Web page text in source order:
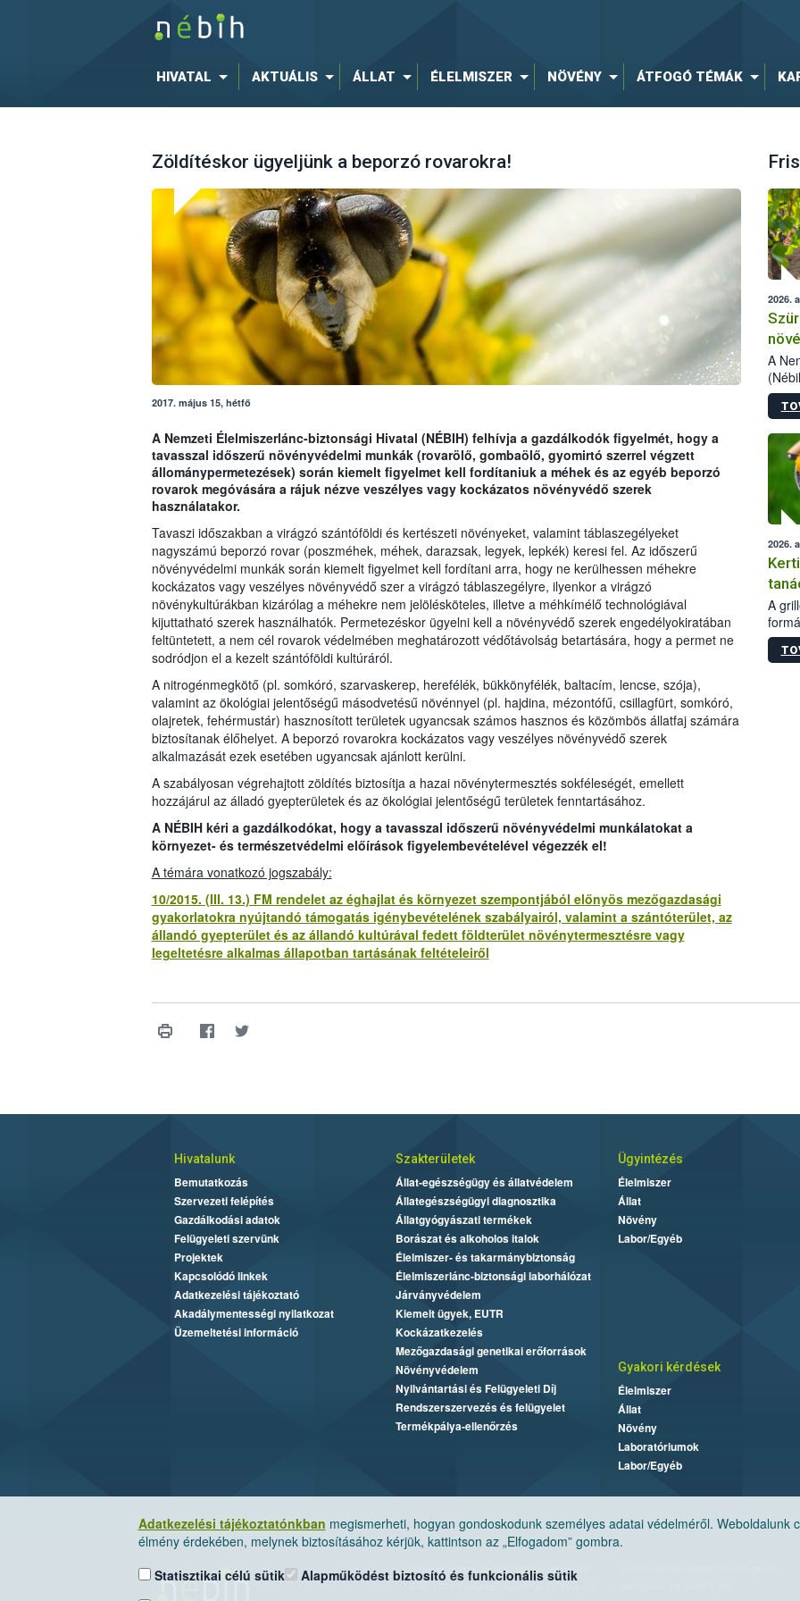
HIVATAL AKTUÁLIS ÁLLAT ÉLELMISZER NÖVÉNY ÁTFOGÓ TÉMÁK
Zöldítéskor ügyeljünk a beporzó rovarokra!
2017. május 15, hétfő
A Nemzeti Élelmiszerlánc-biztonsági Hivatal (NÉBIH) felhívja a gazdálkodók figyelmét, hogy a
tavasszal időszerű növényvédelmi munkák (rovarölő, gombaölő, gyomirtó szerrel végzett
állománypermetezések) során kiemelt figyelmet kell fordítaniuk a méhek és az egyéb beporzó
rovarok megóvására a rájuk nézve veszélyes vagy kockázatos növényvédő szerek
használatakor.
Tavaszi időszakban a virágzó szántóföldi és kertészeti növényeket, valamint táblaszegélyeket
nagyszámú beporzó rovar (poszméhek, méhek, darazsak, legyek, lepkék) keresi fel. Az időszerű
növényvédelmi munkák során kiemelt figyelmet kell fordítani arra, hogy ne kerülhessen méhekre
kockázatos vagy veszélyes növényvédő szer a virágzó táblaszegélyre, ilyenkor a virágzó
növénykultúrákban kizárólag a méhekre nem jelölésköteles, illetve a méhkímélő technológiával
kijuttatható szerek használhatók. Permetezéskor ügyelni kell a növényvédő szerek engedélyokiratában
feltüntetett, a nem cél rovarok védelmében meghatározott védőtávolság betartására, hogy a permet ne
sodródjon el a kezelt szántóföldi kultúráról.
A nitrogénmegkötő (pl. somkóró, szarvaskerep, herefélék, bükkönyfélék, baltacím, lencse, szója),
valamint az ökológiai jelentőségű másodvetésű növénnyel (pl. hajdina, mézontófű, csillagfürt, somkóró,
olajretek, fehérmustár) hasznosított területek ugyancsak számos hasznos és közömbös állatfaj számára
biztosítanak élőhelyet. A beporzó rovarokra kockázatos vagy veszélyes növényvédő szerek
alkalmazását ezek esetében ugyancsak ajánlott kerülni.
A szabályosan végrehajtott zöldítés biztosítja a hazai növénytermesztés sokféleségét, emellett
hozzájárul az álladó gyepterületek és az ökológiai jelentőségű területek fenntartásához.
A NÉBIH kéri a gazdálkodókat, hogy a tavasszal időszerű növényvédelmi munkálatokat a
környezet- és természetvédelmi előírások figyelembevételével végezzék el!
A témára vonatkozó jogszabály:
10/2015. (III. 13.) FM rendelet az éghajlat és környezet szempontjából előnyös mezőgazdasági
gyakorlatokra nyújtandó támogatás igénybevételének szabályairól, valamint a szántóterület, az
állandó gyepterület és az állandó kultúrával fedett földterület növénytermesztésre vagy
legeltetésre alkalmas állapotban tartásának feltételeiről
2026.
A
Az
2026.
A
Adatkezelési tájékoztatónkban megismerheti, hogyan gondoskodunk személyes adatai védelméről. Weboldalunk
élmény érdekében, melynek biztosításához kérjük, kattintson az „Elfogadom” gombra.
Statisztikai célú sütik
Alapműködést biztosító és funkcionális sütik
Hivatalunk
Bemutatkozás
Szervezeti felépítés
Gazdálkodási adatok
Felügyeleti szervünk
Projektek
Kapcsolódó linkek
Adatkezelési tájékoztató
Akadálymentességi nyilatkozat
Üzemeltetési információ
Szakterületek
Állat-egészségügy és állatvédelem
Állategészségügyi diagnosztika
Állatgyógyászati termékek
Borászat és alkoholos italok
Élelmiszer- és takarmánybiztonság
Élelmiszerlánc-biztonsági laborhálózat
Járványvédelem
Kiemelt ügyek, EUTR
Kockázatkezelés
Mezőgazdasági genetikai erőforrások
Növényvédelem
Nyilvántartási és Felügyeleti Díj
Rendszerszervezés és felügyelet
Termékpálya-ellenőrzés
Ügyintézés
Élelmiszer
Állat
Növény
Labor/Egyéb
Gyakori kérdések
Élelmiszer
Állat
Növény
Laboratóriumok
Labor/Egyéb
Nemzeti Élelmiszerlánc-biztonsági Hivatal